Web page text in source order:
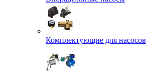
Комплектующие для насосов